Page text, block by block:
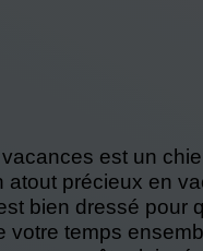
est un
atout précieux en
bien dressé pour
votre temps